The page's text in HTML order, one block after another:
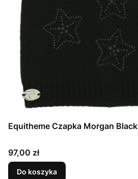
Equitheme Czapka Morgan Black
Cena
97,00 zł
Do koszyka